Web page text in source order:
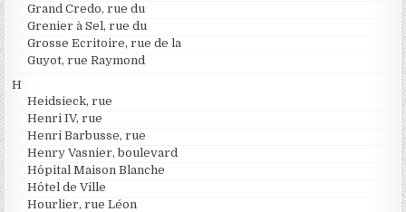
Grand Credo, rue du
Grenier à Sel, rue du
Grosse Ecritoire, rue de la
Guyot, rue Raymond
H
Heidsieck, rue
Henri IV, rue
Henri Barbusse, rue
Henry Vasnier, boulevard
Hôpital Maison Blanche
Hôtel de Ville
Hourlier, rue Léon